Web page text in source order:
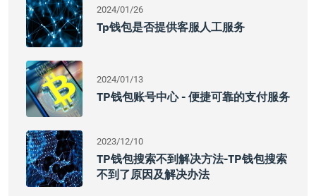
2024/01/26
Tp钱包是否提供客服人工服务
2024/01/13
TP钱包账号中心 - 便捷可靠的支付服务
2023/12/10
TP钱包搜索不到解决方法-TP钱包搜索
不到了原因及解决办法